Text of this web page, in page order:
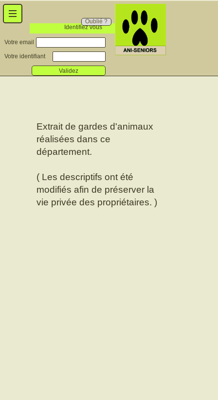
Identifiez vous
Oublié ?
Votre email
Votre identifiant
Validez
Extrait de gardes d'animaux
réalisées dans ce
département.
( Les descriptifs ont été
modifiés afin de préserver la
vie privée des propriétaires. )